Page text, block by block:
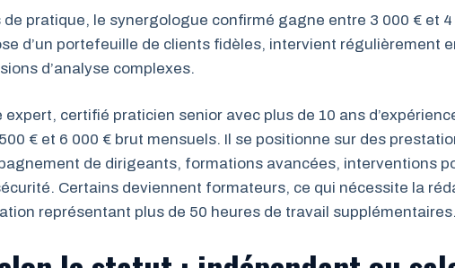
de pratique, le synergologue confirmé gagne entre 3 000 € et
d’un portefeuille de clients fidèles, intervient régulièrement
d’analyse complexes.
expert, certifié praticien senior avec plus de 10 ans
€ et 6 000 € brut mensuels. Il se positionne sur des
de dirigeants, formations avancées, interventions
Certains deviennent formateurs, ce qui nécessite la
représentant plus de 50 heures de travail supplémentaires.